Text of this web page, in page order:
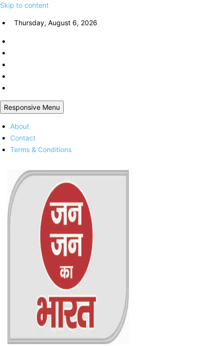
Skip to content
Thursday, August 6, 2026
Responsive Menu
About
Contact
Terms & Conditions